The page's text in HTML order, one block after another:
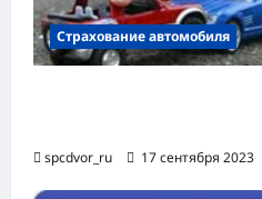
Страхование автомобиля
spcdvor_ru 17 сентября 2023